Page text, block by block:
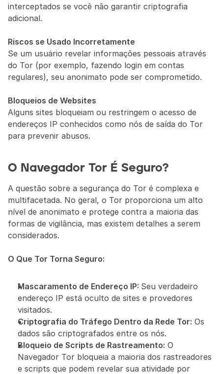
interceptados se você não garantir criptografia
adicional.
Riscos se Usado Incorretamente
Se um usuário revelar informações pessoais através
do Tor (por exemplo, fazendo login em contas
regulares), seu anonimato pode ser comprometido.
Bloqueios de Websites
Alguns sites bloqueiam ou restringem o acesso de
endereços IP conhecidos como nós de saída do Tor
para prevenir abusos.
O Navegador Tor É Seguro?
A questão sobre a segurança do Tor é complexa e
multifacetada. No geral, o Tor proporciona um alto
nível de anonimato e protege contra a maioria das
formas de vigilância, mas existem detalhes a serem
considerados.
O Que Tor Torna Seguro:
Mascaramento de Endereço IP: Seu verdadeiro
endereço IP está oculto de sites e provedores
visitados.
Criptografia do Tráfego Dentro da Rede Tor: Os
dados são criptografados entre os nós.
Bloqueio de Scripts de Rastreamento: O
Navegador Tor bloqueia a maioria dos rastreadores
e scripts que podem revelar sua atividade por